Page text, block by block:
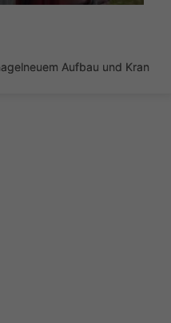
Aufbau und Kran